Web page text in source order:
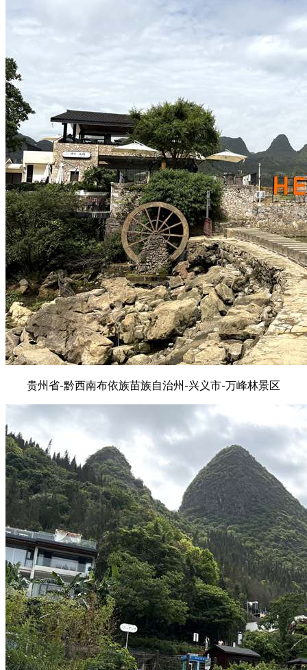
贵州省-黔西南布依族苗族自治州-兴义市-万峰林景区